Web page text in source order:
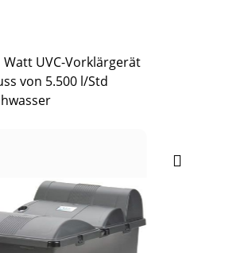
UVC-Vorklärgerät
von 5.500 l/Std